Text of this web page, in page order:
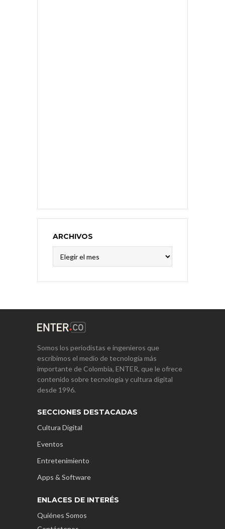
ARCHIVOS
Somos los periodistas e ingenieros que
escribimos el medio de tecnología más
importante de Colombia, ENTER, que le ofrece
contenido sobre tecnología y cultura digital
desde 1996.
SECCIONES DESTACADAS
Cultura Digital
Eventos
Entretenimiento
Apps & Software
ENLACES DE INTERÉS
Quiénes Somos